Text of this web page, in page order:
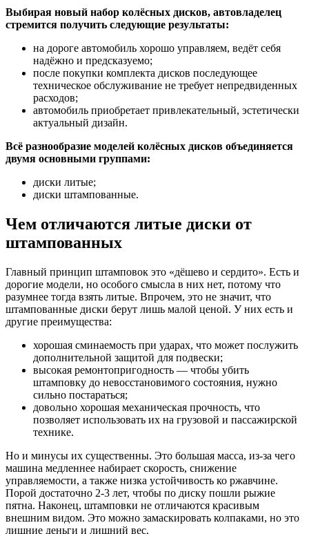
Выбирая новый набор колёсных дисков, автовладелец
стремится получить следующие результаты:
на дороге автомобиль хорошо управляем, ведёт себя
надёжно и предсказуемо;
после покупки комплекта дисков последующее
техническое обслуживание не требует непредвиденных
расходов;
автомобиль приобретает привлекательный, эстетически
актуальный дизайн.
Всё разнообразие моделей колёсных дисков объединяется
двумя основными группами:
диски литые;
диски штампованные.
Чем отличаются литые диски от
штампованных
Главный принцип штамповок это «дёшево и сердито». Есть и
дорогие модели, но особого смысла в них нет, потому что
разумнее тогда взять литые. Впрочем, это не значит, что
штампованные диски берут лишь малой ценой. У них есть и
другие преимущества:
хорошая сминаемость при ударах, что может послужить
дополнительной защитой для подвески;
высокая ремонтопригодность — чтобы убить
штамповку до невосстановимого состояния, нужно
сильно постараться;
довольно хорошая механическая прочность, что
позволяет использовать их на грузовой и пассажирской
технике.
Но и минусы их существенны. Это большая масса, из-за чего
машина медленнее набирает скорость, снижение
управляемости, а также низка устойчивость ко ржавчине.
Порой достаточно 2-3 лет, чтобы по диску пошли рыжие
пятна. Наконец, штамповки не отличаются красивым
внешним видом. Это можно замаскировать колпаками, но это
лишние деньги и лишний вес.